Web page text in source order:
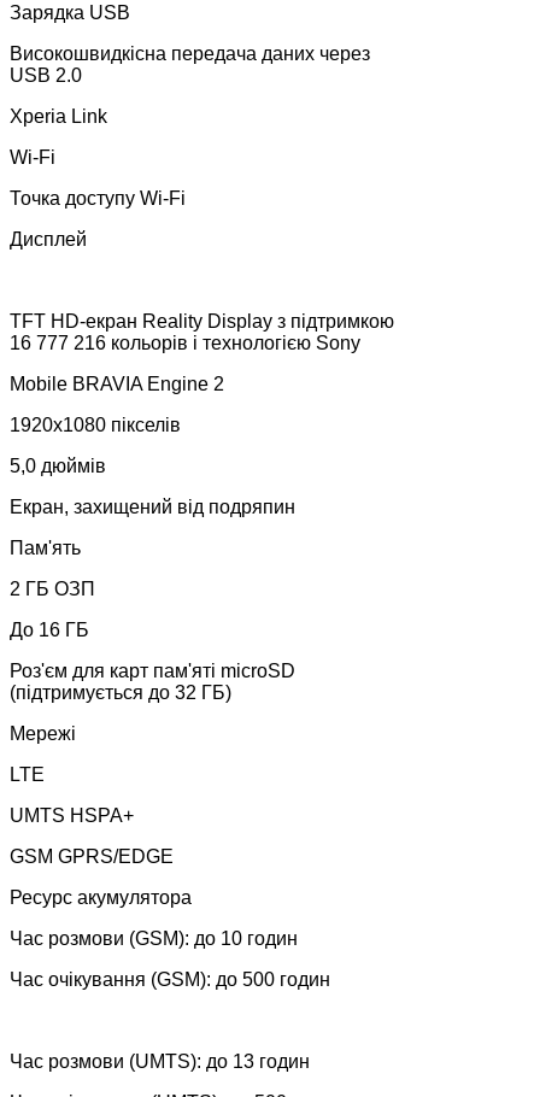
Зарядка USB
Високошвидкісна передача даних через
USB 2.0
Xperia Link
Wi-Fi
Точка доступу Wi-Fi
Дисплей
TFT HD-екран Reality Display з підтримкою
16 777 216 кольорів і технологією Sony
Mobile BRAVIA Engine 2
1920x1080 пікселів
5,0 дюймів
Екран, захищений від подряпин
Пам'ять
2 ГБ ОЗП
До 16 ГБ
Роз'єм для карт пам'яті microSD
(підтримується до 32 ГБ)
Мережі
LTE
UMTS HSPA+
GSM GPRS/EDGE
Ресурс акумулятора
Час розмови (GSM): до 10 годин
Час очікування (GSM): до 500 годин
Час розмови (UMTS): до 13 годин